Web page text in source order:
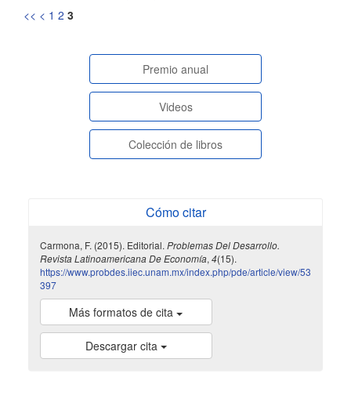
<< < 1 2 3
paginasespeciales
Premio anual
Videos
Colección de libros
Cómo citar
Carmona, F. (2015). Editorial. Problemas Del Desarrollo.
Revista Latinoamericana De Economía, 4(15).
https://www.probdes.iiec.unam.mx/index.php/pde/article/view/53
397
Más formatos de cita
Descargar cita